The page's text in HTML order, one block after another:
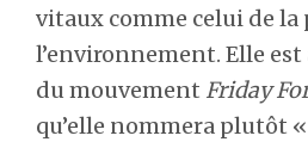
vitaux comme celui de
l’environnement. Elle
du mouvement Friday
qu’elle nommera plutôt «